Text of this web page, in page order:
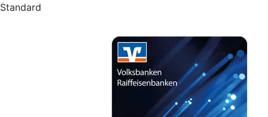
Standard